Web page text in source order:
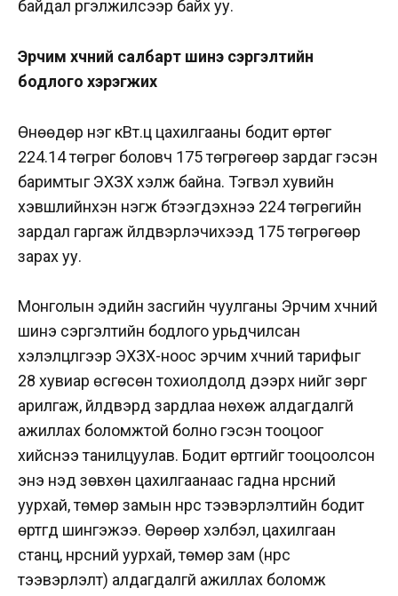
байдал үргэлжилсээр байх уу.
Эрчим хүчний салбарт шинэ сэргэлтийн
бодлого хэрэгжих үү
Өнөөдөр нэг кВт.ц цахилгааны бодит өртөг
224.14 төгрөг боловч 175 төгрөгөөр зардаг гэсэн
баримтыг ЭХЗХ хэлж байна. Тэгвэл хувийн
хэвшлийнхэн нэгж бүтээгдэхүүнээ 224 төгрөгийн
зардал гаргаж үйлдвэрлэчихээд 175 төгрөгөөр
зарах уу.
Монголын эдийн засгийн чуулганы Эрчим хүчний
шинэ сэргэлтийн бодлого урьдчилсан
хэлэлцүүлгээр ЭХЗХ-ноос эрчим хүчний тарифыг
28 хувиар өсгөсөн тохиолдолд дээрх үнийг зөрүүг
арилгаж, үйлдвэрүүд зардлаа нөхөж алдагдалгүй
ажиллах боломжтой болно гэсэн тооцоог
хийснээ танилцуулав. Бодит өртгийг тооцоолсон
энэ үнэд зөвхөн цахилгаанаас гадна нүүрсний
уурхай, төмөр замын нүүрс тээвэрлэлтийн бодит
өртгүүд шингэжээ. Өөрөөр хэлбэл, цахилгаан
станц, нүүрсний уурхай, төмөр зам (нүүрс
тээвэрлэлт) алдагдалгүй ажиллах боломж